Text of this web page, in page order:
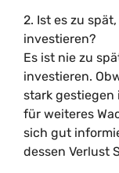
2. Ist es zu
investieren?
Es ist nie zu
investieren.
stark gestiegen
für weiteres
sich gut
dessen Verlust